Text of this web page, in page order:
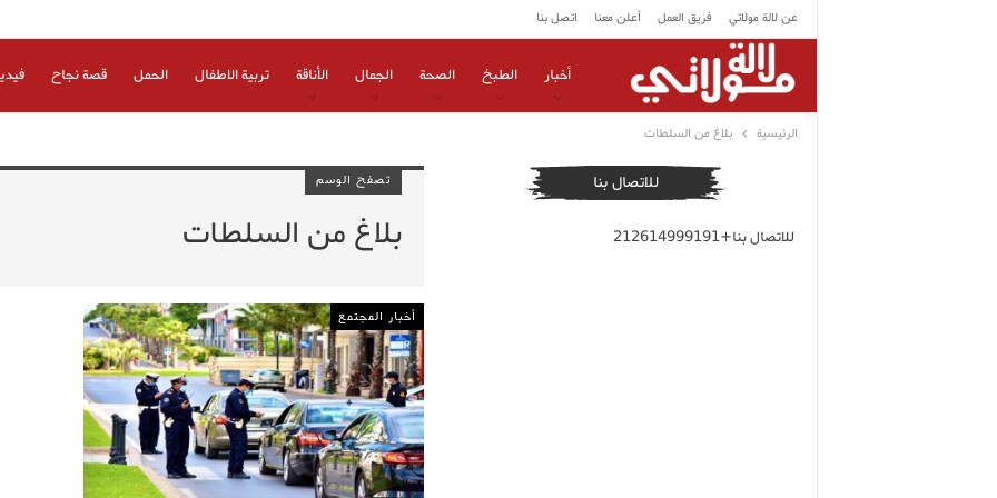
عن لالة مولاتي فريق العمل أعلن معنا اتصل بنا
أخبار الطبخ الصحة الجمال الأناقة تربية الاطفال الحمل قصة نجاح
الرئيسية بلاغ من السلطات
تصفح الوسم
بلاغ من السلطات
أخبار المجتمع
للاتصال بنا
للاتصال بنا+212614999191